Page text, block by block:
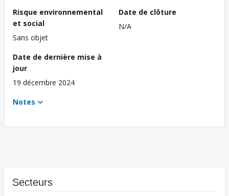
Risque environnemental
et social
Sans objet
Date de clôture
N/A
Date de dernière mise à
jour
19 décembre 2024
Notes
Secteurs